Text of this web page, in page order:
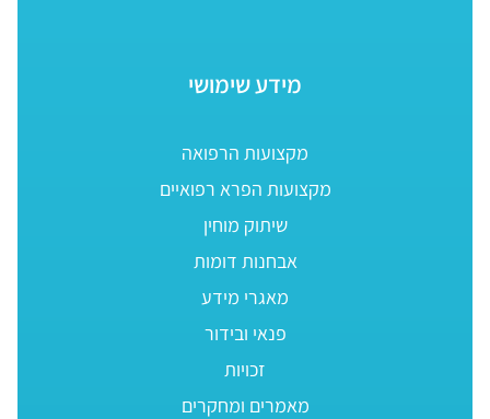
מידע שימושי
מקצועות הרפואה
מקצועות הפרא רפואיים
שיתוק מוחין
אבחנות דומות
מאגרי מידע
פנאי ובידור
זכויות
מאמרים ומחקרים